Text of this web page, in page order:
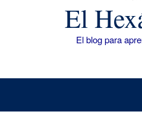
El
El blog para